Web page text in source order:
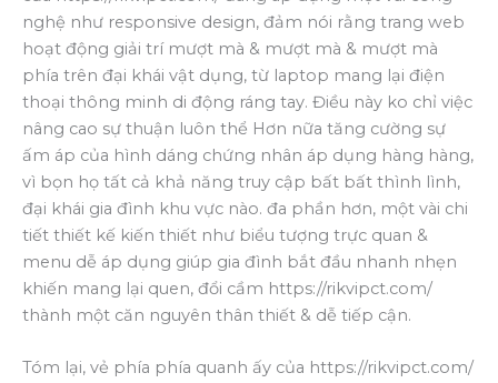
nghệ như responsive design, đảm nói rằng trang web
hoạt động giải trí mượt mà & mượt mà & mượt mà
phía trên đại khái vật dụng, từ laptop mang lại điện
thoại thông minh di động ráng tay. Điều này ko chỉ việc
nâng cao sự thuận luôn thể Hơn nữa tăng cường sự
ấm áp của hình dáng chứng nhân áp dụng hàng hàng,
vì bọn họ tất cả khả năng truy cập bất bất thình lình,
đại khái gia đình khu vực nào. đa phần hơn, một vài chi
tiết thiết kế kiến thiết như biểu tượng trực quan &
menu dễ áp dụng giúp gia đình bắt đầu nhanh nhẹn
khiến mang lại quen, đổi cầm https://rikvipct.com/
thành một căn nguyên thân thiết & dễ tiếp cận.
Tóm lại, vẻ phía phía quanh ấy của https://rikvipct.com/